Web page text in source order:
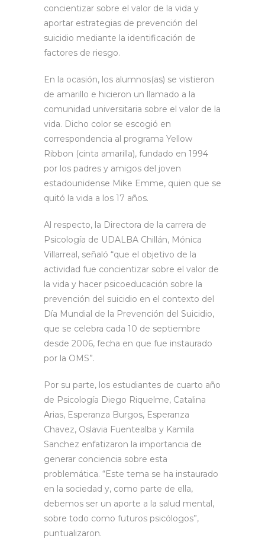
concientizar sobre el valor de la vida y
aportar estrategias de prevención del
suicidio mediante la identificación de
factores de riesgo.
En la ocasión, los alumnos(as) se vistieron
de amarillo e hicieron un llamado a la
comunidad universitaria sobre el valor de la
vida. Dicho color se escogió en
correspondencia al programa Yellow
Ribbon (cinta amarilla), fundado en 1994
por los padres y amigos del joven
estadounidense Mike Emme, quien que se
quitó la vida a los 17 años.
Al respecto, la Directora de la carrera de
Psicología de UDALBA Chillán, Mónica
Villarreal, señaló “que el objetivo de la
actividad fue concientizar sobre el valor de
la vida y hacer psicoeducación sobre la
prevención del suicidio en el contexto del
Día Mundial de la Prevención del Suicidio,
que se celebra cada 10 de septiembre
desde 2006, fecha en que fue instaurado
por la OMS”.
Por su parte, los estudiantes de cuarto año
de Psicología Diego Riquelme, Catalina
Arias, Esperanza Burgos, Esperanza
Chavez, Oslavia Fuentealba y Kamila
Sanchez enfatizaron la importancia de
generar conciencia sobre esta
problemática. “Este tema se ha instaurado
en la sociedad y, como parte de ella,
debemos ser un aporte a la salud mental,
sobre todo como futuros psicólogos”,
puntualizaron.